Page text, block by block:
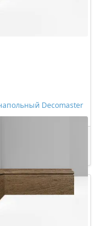
Decomaster